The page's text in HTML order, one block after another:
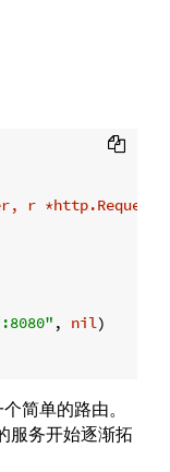
r *http.Request)
, nil)
简单的路由。
服务开始逐渐拓